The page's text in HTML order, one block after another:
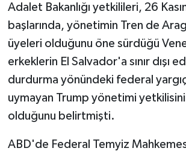
Adalet Bakanlığı yetkilileri, 26
başlarında, yönetimin Tren de
üyeleri olduğunu öne sürdüğü
erkeklerin El Salvador'a sınır dışı
durdurma yönündeki federal
uymayan Trump yönetimi
olduğunu belirtmişti.
ABD'de Federal Temyiz